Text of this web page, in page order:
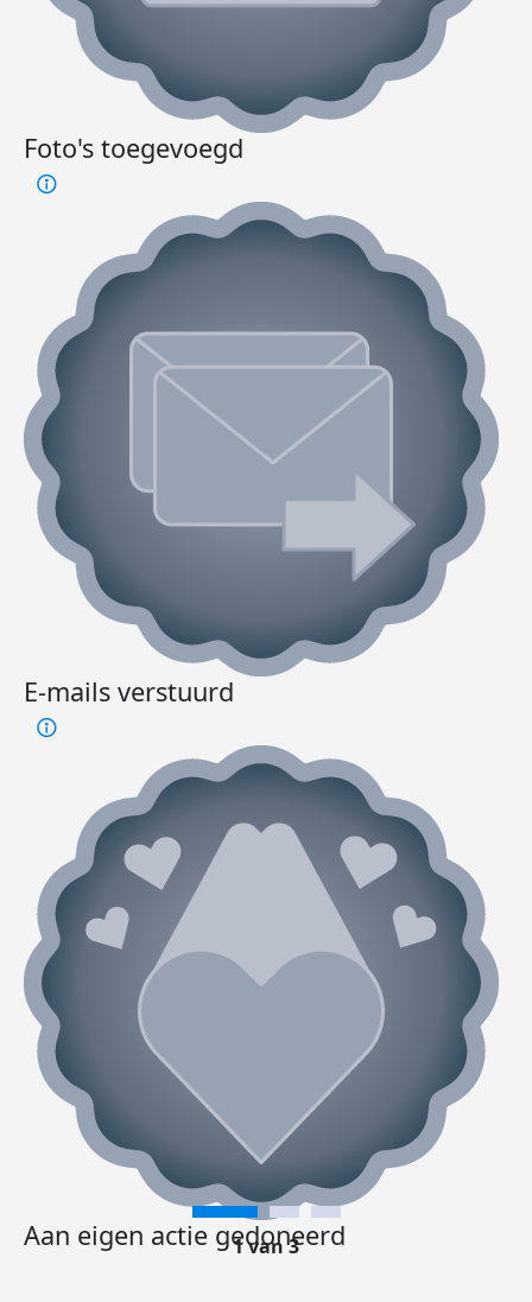
Foto's toegevoegd
E-mails verstuurd
Aan eigen actie gedoneerd
1 van 3